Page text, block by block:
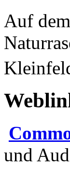
Auf
und